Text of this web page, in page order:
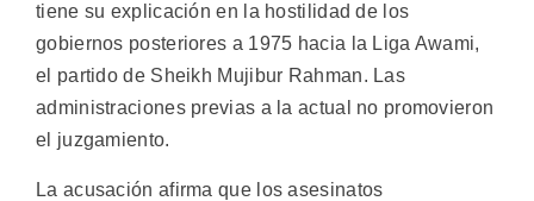
tiene su explicación en la hostilidad de los
gobiernos posteriores a 1975 hacia la Liga Awami,
el partido de Sheikh Mujibur Rahman. Las
administraciones previas a la actual no promovieron
el juzgamiento.
La acusación afirma que los asesinatos